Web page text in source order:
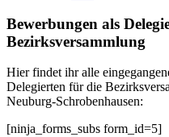
Bewerbungen als
Bezirksversammlung
Hier findet ihr alle
Delegierten für die
Neuburg-Schrobenhausen:
[ninja_forms_subs form_id=5]